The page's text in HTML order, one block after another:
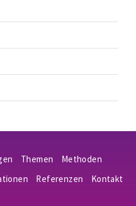
Themen
Methoden
Referenzen Kontakt